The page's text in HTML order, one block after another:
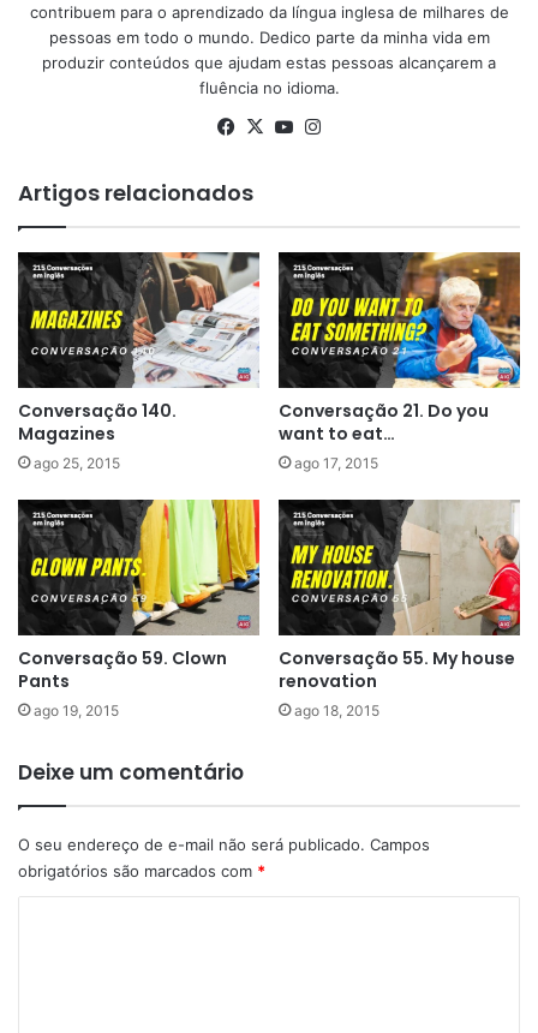
contribuem para o aprendizado da língua inglesa de milhares de
pessoas em todo o mundo. Dedico parte da minha vida em
produzir conteúdos que ajudam estas pessoas alcançarem a
fluência no idioma.
Facebook
X YouTube
Artigos relacionados
Conversação 140.
Magazines
ago 25, 2015
Conversação 21. Do you
want to eat…
ago 17, 2015
Conversação 59. Clown
Pants
ago 19, 2015
Conversação 55. My house
renovation
ago 18, 2015
Deixe um comentário
O seu endereço de e-mail não será publicado. Campos
obrigatórios são marcados com *